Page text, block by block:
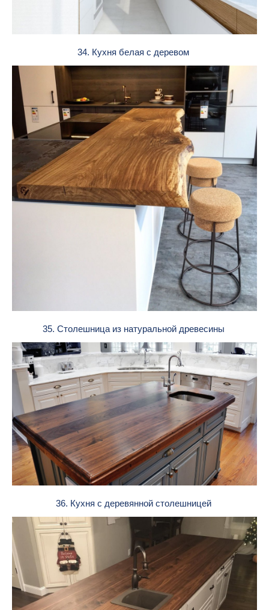
34. Кухня белая с деревом
35. Столешница из натуральной древесины
36. Кухня с деревянной столешницей